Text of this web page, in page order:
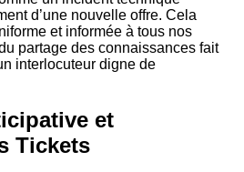
d’une nouvelle offre. Cela
et informée à tous nos
partage des connaissances fait
interlocuteur digne de
et
Tickets